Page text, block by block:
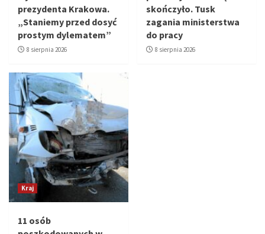
prezydenta Krakowa.
„Staniemy przed dosyć
prostym dylematem”
8 sierpnia 2026
skończyło. Tusk
zagania ministerstwa
do pracy
8 sierpnia 2026
Kraj
11 osób